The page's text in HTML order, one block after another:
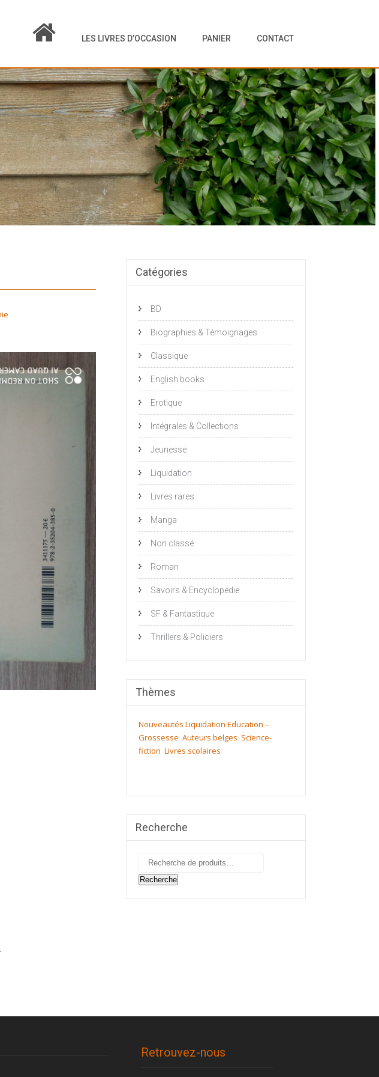
LES LIVRES D’OCCASION PANIER CONTACT
Catégories
BD
Biographies & Témoignages
Classique
English books
Erotique
Intégrales & Collections
Jeunesse
Liquidation
Livres rares
Manga
Non classé
Roman
Savoirs & Encyclopédie
SF & Fantastique
Thrillers & Policiers
Thèmes
Nouveautés Liquidation Education –
Grossesse Auteurs belges Science-
fiction Livres scolaires
Recherche
Recherche
pour :
Recherche
Retrouvez-nous